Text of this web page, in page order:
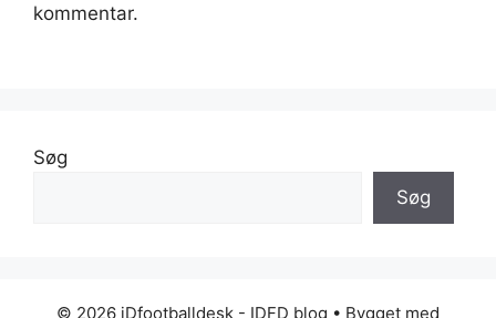
kommentar.
Søg
Søg
© 2026 iDfootballdesk - IDFD blog • Bygget med